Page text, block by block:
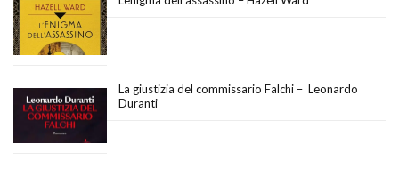
La giustizia del commissario Falchi – Leonardo
Duranti